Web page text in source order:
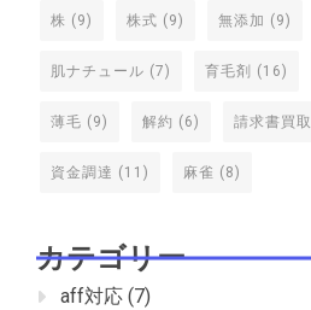
株 (9) 株式 (9) 無添加 (9)
肌ナチュール (7) 育毛剤 (16)
薄毛 (9) 解約 (6) 請求書買取
資金調達 (11) 麻雀 (8)
カテゴリー
aff対応 (7)